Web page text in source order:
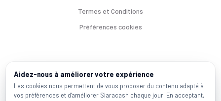
Termes et Conditions
Préférences cookies
Voitures par ville
Casablanca | | Mohammadia |Salé | |
Marques populaires
Aidez-nous à améliorer votre expérience
Les cookies nous permettent de vous proposer du contenu adapté à
vos préférences et d'améliorer Siaracash chaque jour. En acceptant,